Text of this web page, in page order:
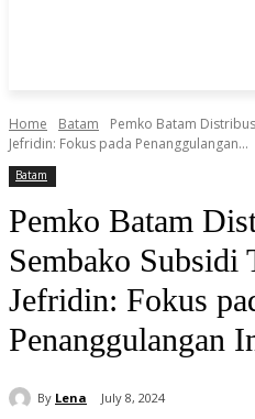
Home Batam
Pemko Batam
Jefridin: Fokus pada Penanggulangan...
Batam
Pemko Batam
Sembako Subsidi
Jefridin: Fokus
Penanggulangan
By Lena July 8, 2024